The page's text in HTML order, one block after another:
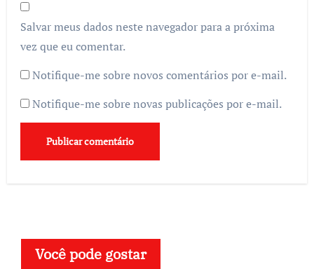
Salvar meus dados neste navegador para a próxima
vez que eu comentar.
Notifique-me sobre novos comentários por e-mail.
Notifique-me sobre novas publicações por e-mail.
Você pode gostar